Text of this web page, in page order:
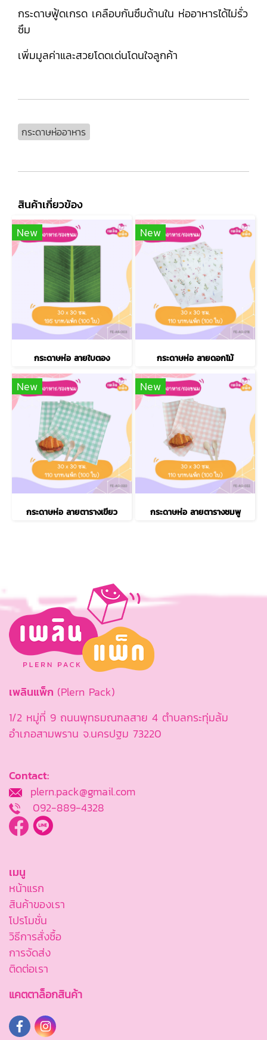
กระดาษฟู้ดเกรด เคลือบกันซึมด้านใน ห่ออาหารได้ไม่รั่ว
ซึม
เพิ่มมูลค่าและสวยโดดเด่นโดนใจลูกค้า
กระดาษห่ออาหาร
สินค้าเกี่ยวข้อง
New
กระดาษห่อ ลายใบตอง
New
กระดาษห่อ ลายดอกไม้
New
กระดาษห่อ ลายตารางเขียว
New
กระดาษห่อ ลายตารางชมพู
เพลินแพ็ก (Plern Pack)
1/2 หมู่ที่ 9 ถนนพุทธมณฑลสาย 4 ตำบลกระทุ่มล้ม
อำเภอสามพราน จ.นครปฐม 73220
Contact:
plern.pack@gmail.com
092-889-4328
เมนู
หน้าแรก
สินค้าของเรา
โปรโมชั่น
วิธีการสั่งซื้อ
การจัดส่ง
ติดต่อเรา
แคตตาล็อกสินค้า